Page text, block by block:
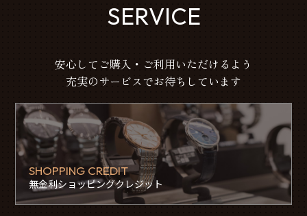
SERVICE
安心してご購入・ご利用いただけるよう
充実のサービスでお待ちしています
SHOPPING CREDIT
無金利ショッピングクレジット